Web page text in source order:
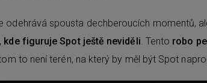
odehrává spousta dechberoucích momentů,
kde figuruje Spot ještě neviděli. Tento robo
to není terén, na který by měl být Spot